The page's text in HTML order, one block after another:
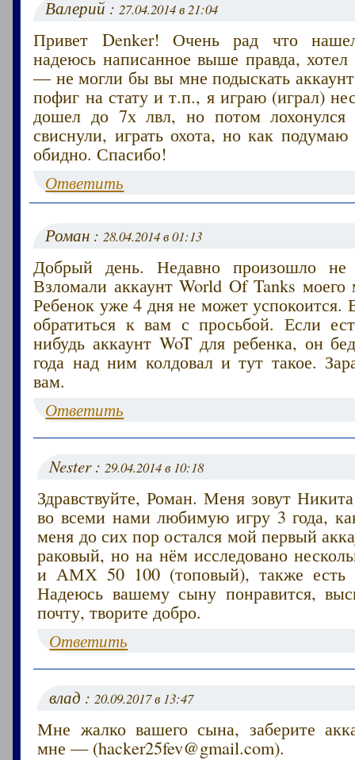
Валерий :27.04.2014 в 21:04
Привет Denker! Очень рад что
надеюсь написанное выше правда,
— не могли бы вы мне подыскать
пофиг на стату и т.п., я играю (играл)
дошел до 7х лвл, но потом
свиснули, играть охота, но как подумаю
обидно. Спасибо!
Ответить
Роман :28.04.2014 в 01:13
Добрый день. Недавно произошло не
Взломали аккаунт World Of Tanks
Ребенок уже 4 дня не может успокоится.
обратиться к вам с просьбой. Если
нибудь аккаунт WoT для ребенка, он
года над ним колдовал и тут такое.
вам.
Ответить
Nester :29.04.2014 в 10:18
Здравствуйте, Роман. Меня зовут
во всеми нами любимую игру 3 года,
меня до сих пор остался мой первый
раковый, но на нём исследовано
и АМХ 50 100 (топовый), также есть
Надеюсь вашему сыну понравится,
почту, творите добро.
Ответить
влад :20.09.2017 в 13:47
Мне жалко вашего сына, заберите
мне — (hacker25fev@gmail.com).